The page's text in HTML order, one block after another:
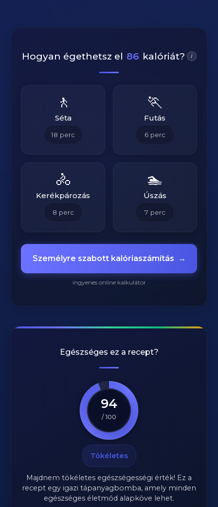
Hogyan égethetsz el 86 kalóriát? i
🚶
Séta
18 perc
🏃
Futás
6perc
🚴
Kerékpározás
8 perc
🏊
Úszás
7 perc
Személyre szabott kalóriaszámítás →
ingyenes online kalkulátor
Egészséges ez a recept?
94
/ 100
Tökéletes
Majdnem tökéletes egészségességi érték! Ez a
recept egy igazi tápanyagbomba, amely minden
egészséges életmód alapköve lehet.